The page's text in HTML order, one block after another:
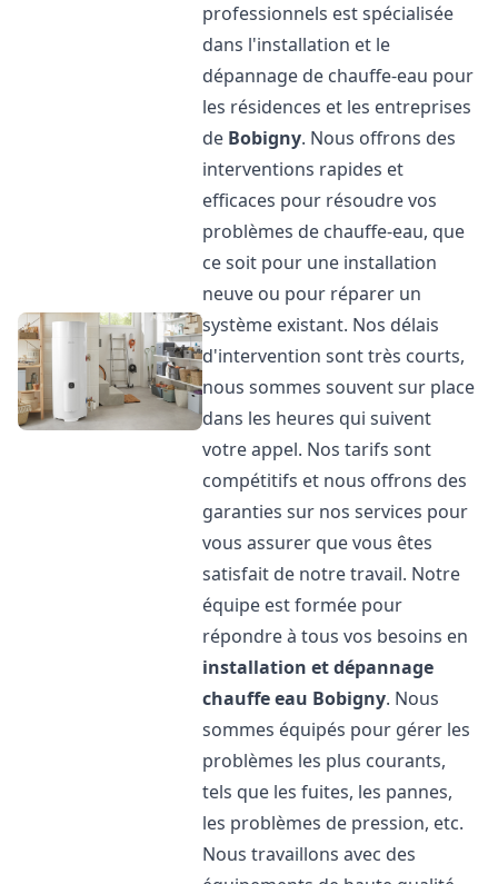
professionnels est spécialisée
dans l'installation et le
dépannage de chauffe-eau pour
les résidences et les entreprises
de Bobigny. Nous offrons des
interventions rapides et
efficaces pour résoudre vos
problèmes de chauffe-eau, que
ce soit pour une installation
neuve ou pour réparer un
système existant. Nos délais
d'intervention sont très courts,
nous sommes souvent sur place
dans les heures qui suivent
votre appel. Nos tarifs sont
compétitifs et nous offrons des
garanties sur nos services pour
vous assurer que vous êtes
satisfait de notre travail. Notre
équipe est formée pour
répondre à tous vos besoins en
installation et dépannage
chauffe eau Bobigny. Nous
sommes équipés pour gérer les
problèmes les plus courants,
tels que les fuites, les pannes,
les problèmes de pression, etc.
Nous travaillons avec des